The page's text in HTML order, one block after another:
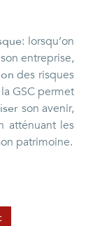
: lorsqu’on
entreprise,
des risques
GSC permet
son avenir,
atténuant les
patrimoine.